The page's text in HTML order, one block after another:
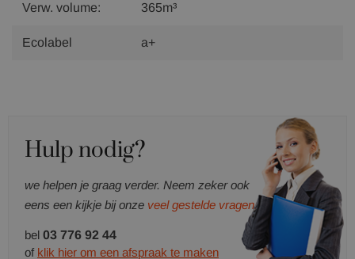
Verw. volume: 365m³
Ecolabel a+
Hulp nodig?
we helpen je graag verder. Neem zeker ook
eens een kijkje bij onze veel gestelde vragen.
bel 03 776 92 44
of klik hier om een afspraak te maken